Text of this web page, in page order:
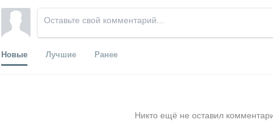
Новые Лучшие Ранее
Никто ещё не оставил